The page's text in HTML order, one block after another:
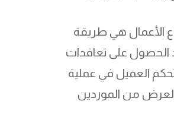
الأعمال هي طريقة
الحصول على تعاقدات
العميل في عملية
من الموردين